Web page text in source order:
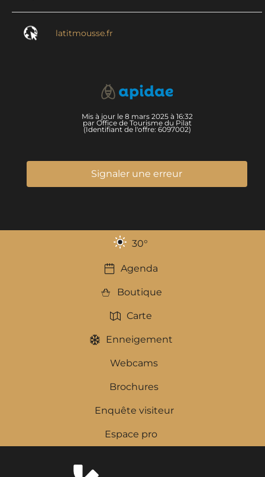
latitmousse.fr
Mis à jour le 8 mars 2025 à 16:32
par Office de Tourisme du Pilat
(Identifiant de l'offre: 6097002)
Signaler une erreur
30°
Agenda
Boutique
Carte
Enneigement
Webcams
Brochures
Enquête visiteur
Espace pro